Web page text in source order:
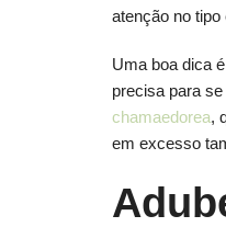
atenção no
Uma boa dica
precisa para
chamaedorea,
em excesso